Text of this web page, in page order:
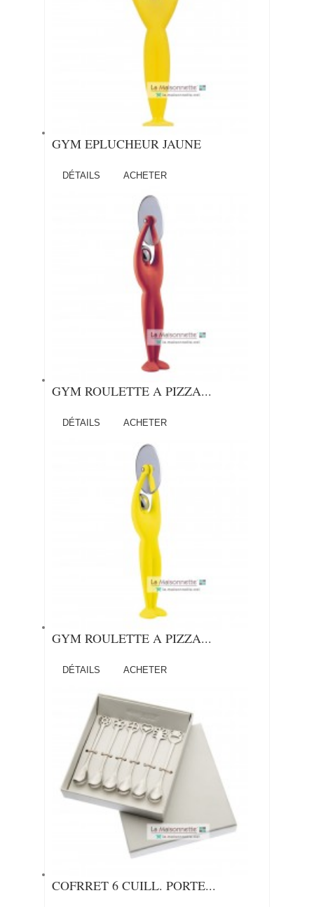
GYM EPLUCHEUR JAUNE
DÉTAILS ACHETER
GYM ROULETTE A PIZZA...
DÉTAILS ACHETER
GYM ROULETTE A PIZZA...
DÉTAILS ACHETER
COFRRET 6 CUILL. PORTE...